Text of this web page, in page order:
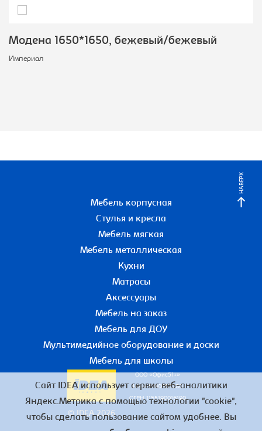
Модена 1650*1650, бежевый/бежевый
Империал
НАВЕРХ
Мебель корпусная
Стулья и кресла
Мебель мягкая
Мебель металлическая
Кухни
Матрасы
Аксессуары
Мебель на заказ
Мебель для ДОУ
Мультимедийное оборудование и доски
Мебель для школы
© IDEA 2026
ООО «Офис51+»
ИНН 5190055780
ОГРН 1155190016190
Сайт IDEA использует сервис веб-аналитики
Яндекс.Метрика с помощью технологии "cookie",
чтобы сделать пользование сайтом удобнее. Вы